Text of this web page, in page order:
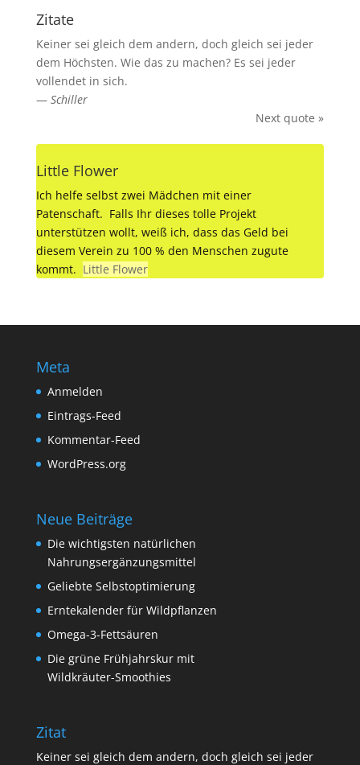
Zitate
Keiner sei gleich dem andern, doch gleich sei jeder
dem Höchsten. Wie das zu machen? Es sei jeder
vollendet in sich.
— Schiller
Next quote »
Little Flower
Ich helfe selbst zwei Mädchen mit einer
Patenschaft. Falls Ihr dieses tolle Projekt
unterstützen wollt, weiß ich, dass das Geld bei
diesem Verein zu 100 % den Menschen zugute
kommt. Little Flower
Meta
Anmelden
Eintrags-Feed
Kommentar-Feed
WordPress.org
Neue Beiträge
Die wichtigsten natürlichen
Nahrungsergänzungsmittel
Geliebte Selbstoptimierung
Erntekalender für Wildpflanzen
Omega-3-Fettsäuren
Die grüne Frühjahrskur mit
Wildkräuter-Smoothies
Zitat
Keiner sei gleich dem andern, doch gleich sei jeder